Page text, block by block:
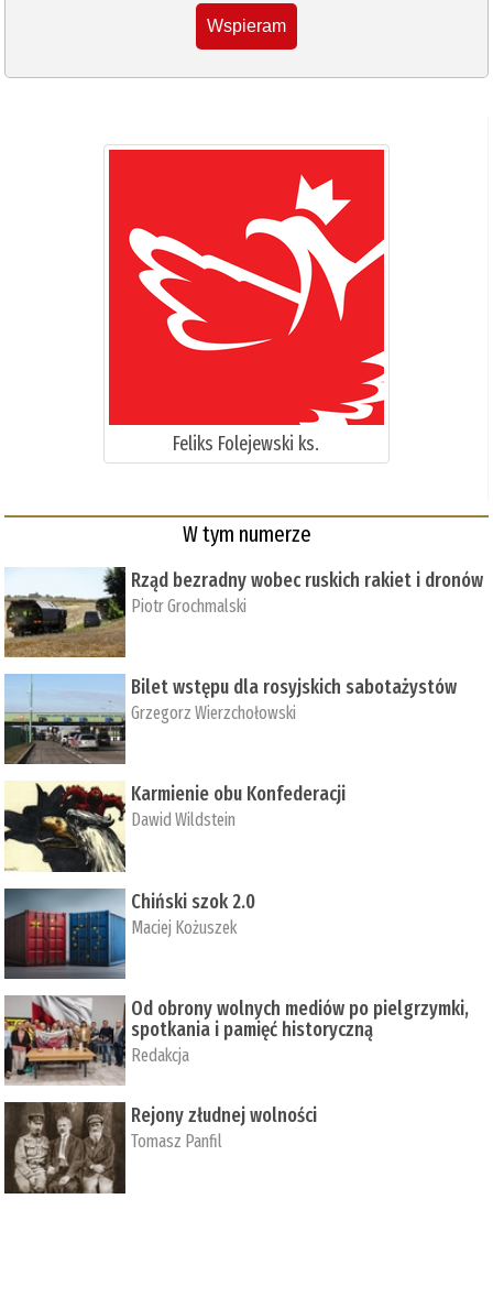
Wspieram
Feliks Folejewski ks.
W tym numerze
Rząd bezradny wobec ruskich rakiet i dronów
Piotr Grochmalski
Bilet wstępu dla rosyjskich sabotażystów
Grzegorz Wierzchołowski
Karmienie obu Konfederacji
Dawid Wildstein
Chiński szok 2.0
Maciej Kożuszek
Od obrony wolnych mediów po pielgrzymki,
spotkania i pamięć historyczną
Redakcja
Rejony złudnej wolności
Tomasz Panfil